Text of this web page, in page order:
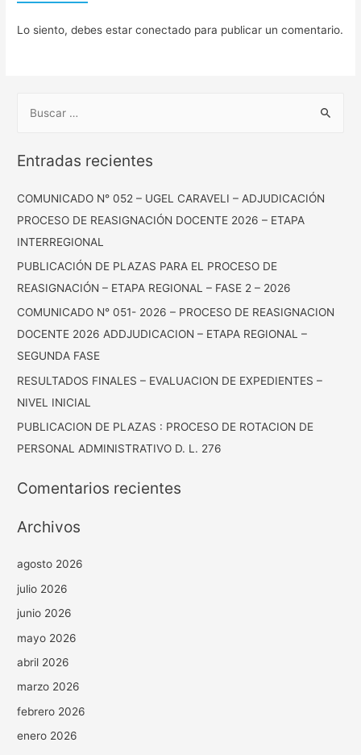
Lo siento, debes estarconectado para publicar un comentario.
Entradas recientes
COMUNICADO N° 052 – UGEL CARAVELI – ADJUDICACIÓN
PROCESO DE REASIGNACIÓN DOCENTE 2026 – ETAPA
INTERREGIONAL
PUBLICACIÓN DE PLAZAS PARA EL PROCESO DE
REASIGNACIÓN – ETAPA REGIONAL – FASE 2 – 2026
COMUNICADO N° 051- 2026 – PROCESO DE REASIGNACION
DOCENTE 2026 ADDJUDICACION – ETAPA REGIONAL –
SEGUNDA FASE
RESULTADOS FINALES – EVALUACION DE EXPEDIENTES –
NIVEL INICIAL
PUBLICACION DE PLAZAS : PROCESO DE ROTACION DE
PERSONAL ADMINISTRATIVO D. L. 276
Comentarios recientes
Archivos
agosto 2026
julio 2026
junio 2026
mayo 2026
abril 2026
marzo 2026
febrero 2026
enero 2026